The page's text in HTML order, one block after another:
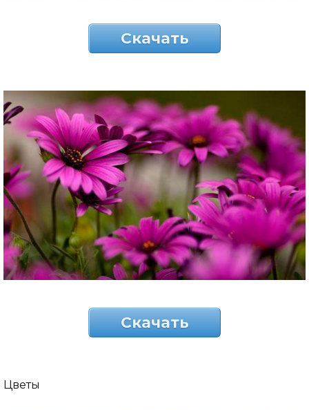
Скачать
Скачать
Цветы